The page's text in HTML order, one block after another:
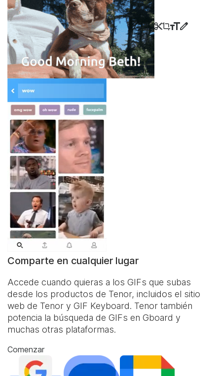
Comparte en cualquier lugar
Accede cuando quieras a los GIFs que subas
desde los productos de Tenor, incluidos el sitio
web de Tenor y GIF Keyboard. Tenor también
potencia la búsqueda de GIFs en Gboard y
muchas otras plataformas.
Comenzar